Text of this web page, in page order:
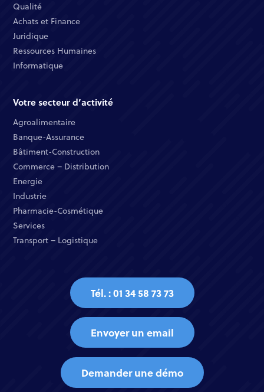
Qualité​
Achats et Finance ​
Juridique​​
Ressources Humaines​
Informatique ​
Votre secteur d’activité
Agroalimentaire
Banque-Assurance​
Bâtiment-Construction
Commerce – Distribution​
Energie​
Industrie​
Pharmacie-Cosmétique​
Services​
Transport – Logistique
Tél. : 01 34 58 73 73
Envoyer un email
Demander une démo